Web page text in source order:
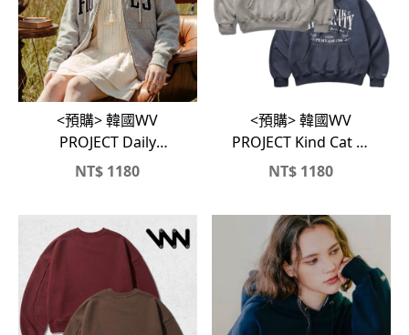
<預購> 韓國WV
PROJECT Daily
Hughes復古感雙向拉
NT$ 1180
<預購> 韓國WV
PROJECT Kind Cat 高
磅刷毛帽T
NT$ 1180